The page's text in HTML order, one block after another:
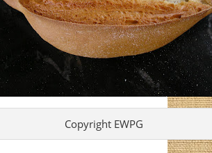
Copyright EWPG